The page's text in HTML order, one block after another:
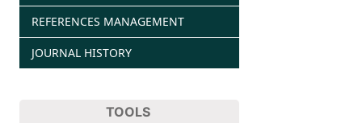
REFERENCES MANAGEMENT
JOURNAL HISTORY
TOOLS